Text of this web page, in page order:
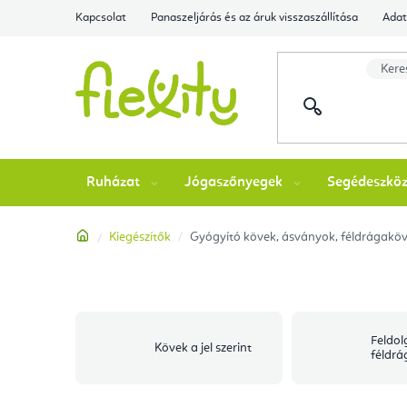
Kapcsolat Panaszeljárás és az áruk visszaszállítása
Ruházat Jógaszőnyegek
Kezdőlap
Kiegészítők Gyógyító kövek, ásványok,
Kövek a jel szerint